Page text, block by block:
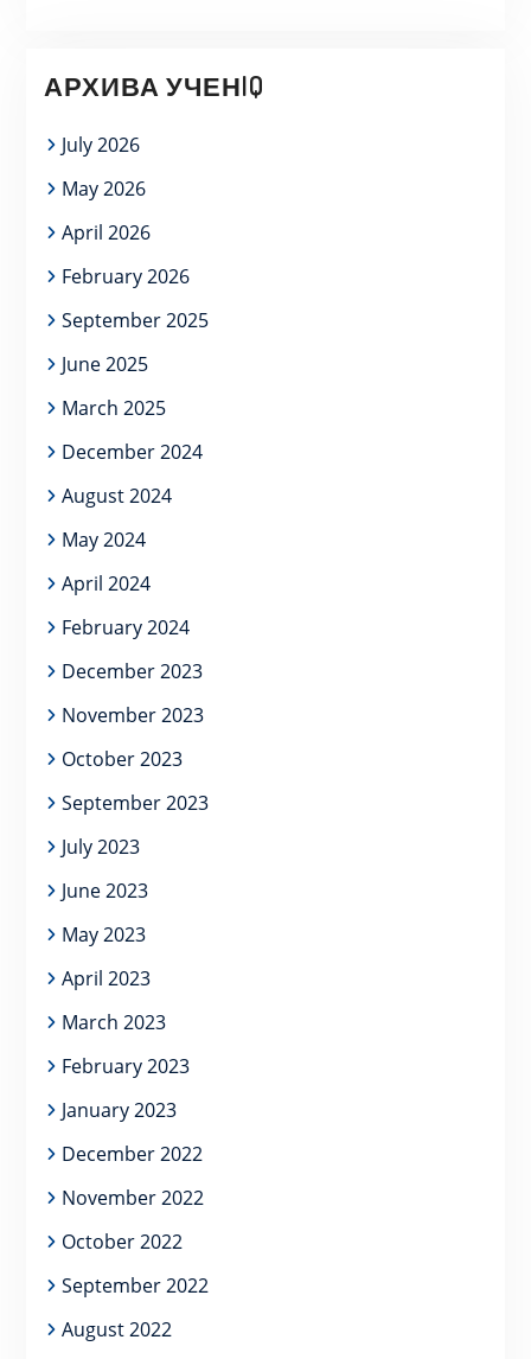
АРХИВА УЧЕНIQ
July 2026
May 2026
April 2026
February 2026
September 2025
June 2025
March 2025
December 2024
August 2024
May 2024
April 2024
February 2024
December 2023
November 2023
October 2023
September 2023
July 2023
June 2023
May 2023
April 2023
March 2023
February 2023
January 2023
December 2022
November 2022
October 2022
September 2022
August 2022